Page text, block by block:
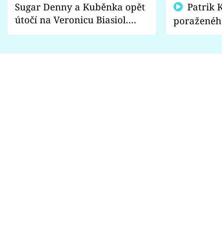
Sugar Denny a Kuběnka opět
útočí na Veronicu Biasiol.
Proč je podle nich falešná a
fanoušci